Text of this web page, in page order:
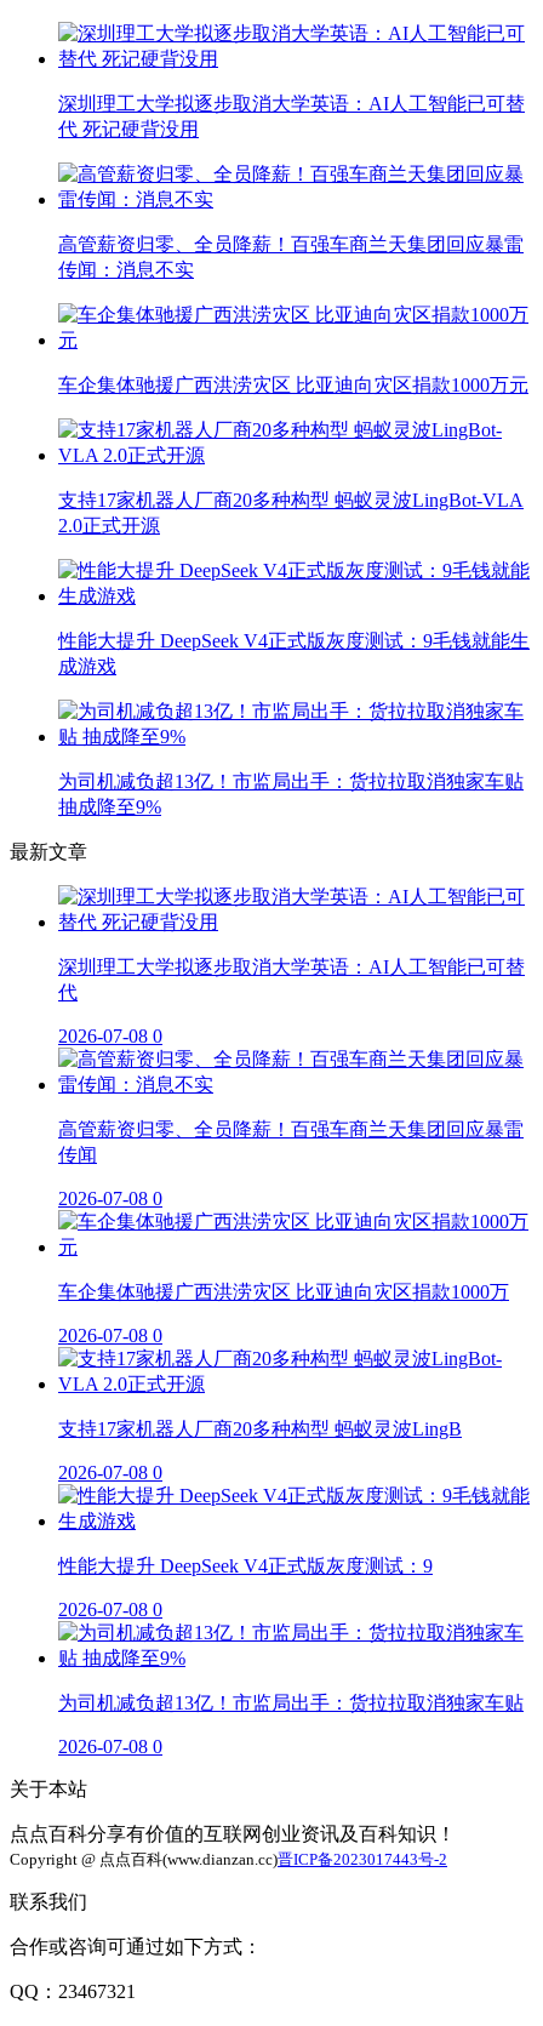
深圳理工大学拟逐步取消大学英语：AI人工智能已可替
代 死记硬背没用
高管薪资归零、全员降薪！百强车商兰天集团回应暴雷
传闻：消息不实
车企集体驰援广西洪涝灾区 比亚迪向灾区捐款1000万元
支持17家机器人厂商20多种构型 蚂蚁灵波LingBot-VLA
2.0正式开源
性能大提升 DeepSeek V4正式版灰度测试：9毛钱就能生
成游戏
为司机减负超13亿！市监局出手：货拉拉取消独家车贴
抽成降至9%
最新文章
深圳理工大学拟逐步取消大学英语：AI人工智能已可替
代
2026-07-08 0
高管薪资归零、全员降薪！百强车商兰天集团回应暴雷
传闻
2026-07-08 0
车企集体驰援广西洪涝灾区 比亚迪向灾区捐款1000万
2026-07-08 0
支持17家机器人厂商20多种构型 蚂蚁灵波LingB
2026-07-08 0
性能大提升 DeepSeek V4正式版灰度测试：9
2026-07-08 0
为司机减负超13亿！市监局出手：货拉拉取消独家车贴
2026-07-08 0
关于本站
点点百科分享有价值的互联网创业资讯及百科知识！
Copyright @ 点点百科(www.dianzan.cc)晋ICP备2023017443号-2
联系我们
合作或咨询可通过如下方式：
QQ：23467321